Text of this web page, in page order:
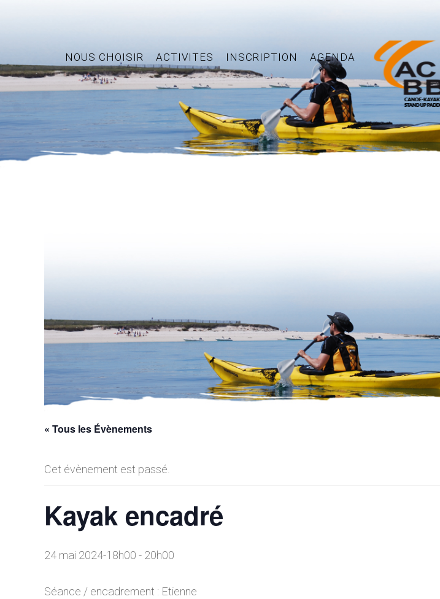
NOUS CHOISIR ACTIVITES INSCRIPTION AGENDA
« Tous les Évènements
Cet évènement est passé.
Kayak encadré
24 mai 2024-18h00 - 20h00
Séance / encadrement : Etienne